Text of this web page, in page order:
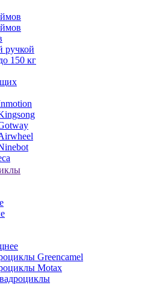
ручкой
150 кг
Greencamel
Motax